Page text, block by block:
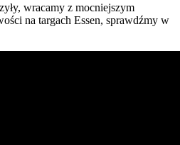
wracamy z mocniejszym
na targach Essen, sprawdźmy w